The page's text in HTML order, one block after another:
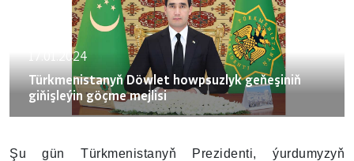
17.01.2024
Türkmenistanyň Döwlet howpsuzlyk geňeşiniň
giňişleýin göçme mejlisi
Şu gün Türkmenistanyň Prezidenti, ýurdumyzyň